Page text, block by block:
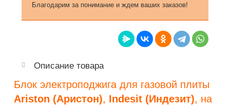
Благодарим за понимание и ждем ваших заказов!
Описание товара
Блок электроподжига для газовой плиты
Ariston (Аристон), Indesit (Индезит), на